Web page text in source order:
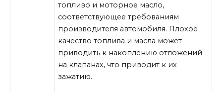
топливо и моторное масло,
соответствующее требованиям
производителя автомобиля. Плохое
качество топлива и масла может
приводить к накоплению отложений
на клапанах, что приводит к их
зажатию.